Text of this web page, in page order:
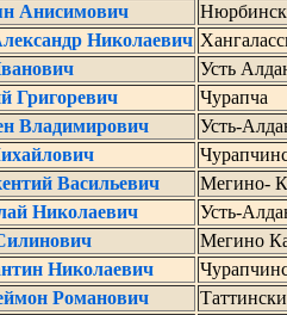
Анисимович
Николаевич
Усть
Григоревич
Чурапча
Владимирович
Усть-
Васильевич
Мегино-
Николаевич
Усть-
Мегино
Николаевич
Романович